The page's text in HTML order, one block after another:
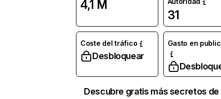
4,1 M
31
Coste del tráfico
Desbloquear
Gasto en
Descubre gratis más secretos de